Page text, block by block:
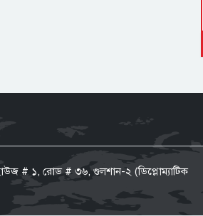
হাউজ # ১, রোড # ৩৬, গুলশান-২ (ডিপ্লোম্যাটিক